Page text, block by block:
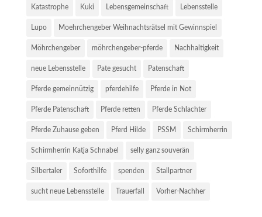
Katastrophe Kuki Lebensgemeinschaft Lebensstelle
Lupo Moehrchengeber Weihnachtsrätsel mit Gewinnspiel
Möhrchengeber möhrchengeber-pferde Nachhaltigkeit
neue Lebensstelle Pate gesucht Patenschaft
Pferde gemeinnützig pferdehilfe Pferde in Not
Pferde Patenschaft Pferde retten Pferde Schlachter
Pferde Zuhause geben Pferd Hilde PSSM Schirmherrin
Schirmherrin Katja Schnabel selly ganz souverän
Silbertaler Soforthilfe spenden Stallpartner
sucht neue Lebensstelle Trauerfall Vorher-Nachher